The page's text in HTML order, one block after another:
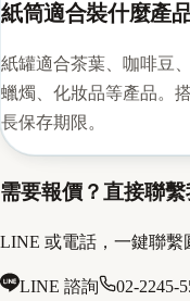
紙筒適合裝什麼產
紙罐適合茶葉、咖啡豆
蠟燭、化妝品等產品。
長保存期限。
需要報價？直接聯繫
LINE 或電話，一鍵聯繫
LINE 諮詢 02-2245-